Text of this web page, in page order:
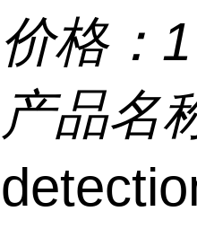
价格： 1
产品名